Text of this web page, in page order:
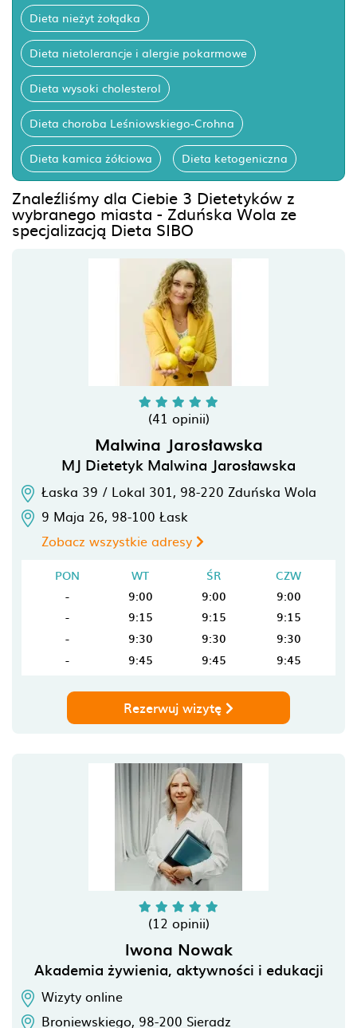
Dieta nieżyt żołądka
Dieta nietolerancje i alergie pokarmowe
Dieta wysoki cholesterol
Dieta choroba Leśniowskiego-Crohna
Dieta kamica żółciowa Dieta ketogeniczna
Znaleźliśmy dla Ciebie 3 Dietetyków z
wybranego miasta - Zduńska Wola ze
specjalizacją Dieta SIBO
(41 opinii)
Malwina Jarosławska
MJ Dietetyk Malwina Jarosławska
Łaska 39 / Lokal 301, 98-220 Zduńska Wola
9 Maja 26, 98-100 Łask
Zobacz wszystkie adresy
PON WT ŚR
CZW
-
9:00 9:00
9:00
-
9:15 9:15
9:15
-
9:30 9:30
9:30
-
9:45 9:45 9:45
Rezerwuj wizytę
(12 opinii)
Iwona Nowak
Akademia żywienia, aktywności i edukacji
Wizyty online
Broniewskiego, 98-200 Sieradz